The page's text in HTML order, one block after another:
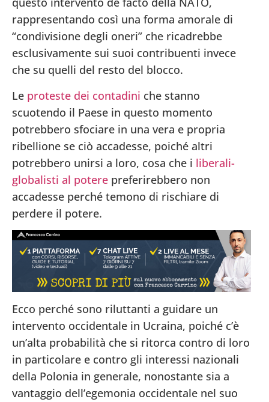
rappresentando così una forma amorale di
“condivisione degli oneri” che ricadrebbe
esclusivamente sui suoi contribuenti invece
che su quelli del resto del blocco.
Le proteste dei contadini che stanno
scuotendo il Paese in questo momento
potrebbero sfociare in una vera e propria
ribellione se ciò accadesse, poiché altri
potrebbero unirsi a loro, cosa che i liberali-
globalisti al potere preferirebbero non
accadesse perché temono di rischiare di
perdere il potere.
Ecco perché sono riluttanti a guidare un
intervento occidentale in Ucraina, poiché c’è
un’alta probabilità che si ritorca contro di loro
in particolare e contro gli interessi nazionali
della Polonia in generale, nonostante sia a
vantaggio dell’egemonia occidentale nel suo